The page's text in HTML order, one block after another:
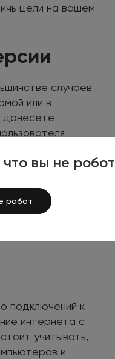
вы не робот
робот
цели на вашем
случаев
или в
донесете
Подписаться
подключений к
интернета с
учитывать,
и